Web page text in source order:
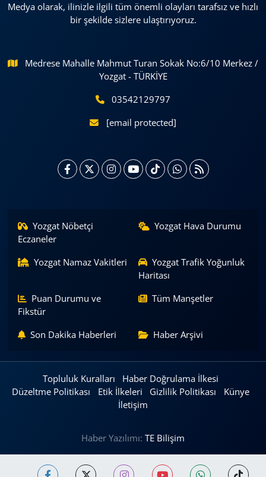
Medya olarak, ilinizle ilgili tüm önemli olayları tarafsız ve hızlı
bir şekilde sizlere ulaştırıyoruz.
Medrese Mahalle Mahmut Turan Sokak No:6/10 Merkez /
Yozgat - TÜRKİYE
03542129797
[email protected]
Yozgat Nöbetçi
Eczaneler
Yozgat Hava Durumu
Yozgat Namaz Vakitleri
Yozgat Trafik Yoğunluk
Haritası
Puan Durumu ve
Fikstür
Tüm Manşetler
Son Dakika Haberleri Haber Arşivi
Topluluk Kuralları
Haber Doğrulama İlkesi
Düzeltme Politikası
Etik İlkeleri Gizlilik Politikası
Künye
İletişim
Haber Yazılımı: TE Bilişim